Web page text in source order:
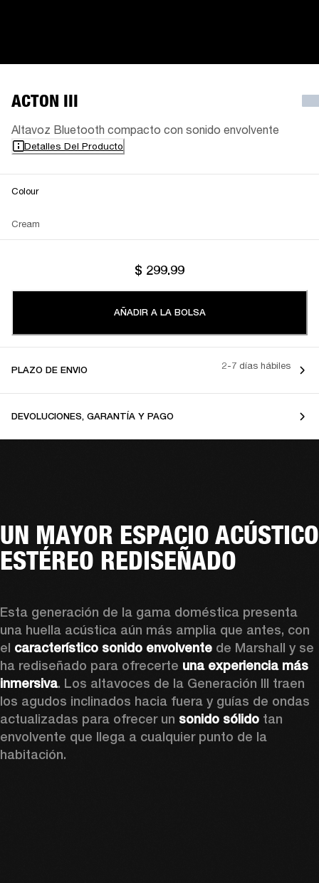
ACTON III
Altavoz Bluetooth compacto con sonido envolvente
Detalles Del Producto
Colour
Cream
$ 299.99
AÑADIR A LA BOLSA
PLAZO DE ENVIO 2-7 días hábiles
DEVOLUCIONES, GARANTÍA Y PAGO
UN MAYOR ESPACIO ACÚSTICO
ESTÉREO REDISEÑADO
Esta generación de la gama doméstica presenta
una huella acústica aún más amplia que antes, con
el característico sonido envolvente de Marshall y se
ha rediseñado para ofrecerte una experiencia más
inmersiva. Los altavoces de la Generación III traen
los agudos inclinados hacia fuera y guías de ondas
actualizadas para ofrecer un sonido sólido tan
envolvente que llega a cualquier punto de la
habitación.